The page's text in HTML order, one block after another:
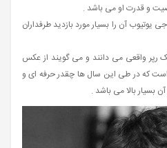
و قدرت او می باشد .
آن را بسیار مورد بازدید طرفداران
رپر واقعی می دانند و می گویند از عکس
که در طی این سال ها چقدر حرفه ای و
بسیار بالا می باشد .